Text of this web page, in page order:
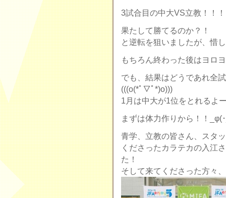
3試合目の中大VS立教！！！
果たして勝てるのか？！
と逆転を狙いましたが、惜
もちろん終わった後はヨロ
でも、結果はどうであれ全
(((o(*ﾟ▽ﾟ*)o)))
1月は中大が1位をとれるよ
まずは体力作りから！！
青学、立教の皆さん、スタ
くださったカラテカの入江
た！
そして来てくださった方々